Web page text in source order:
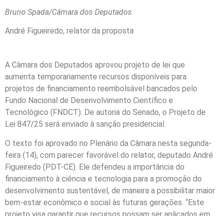
Bruno Spada/Câmara dos Deputados
André Figueiredo, relator da proposta
A Câmara dos Deputados aprovou projeto de lei que
aumenta temporariamente recursos disponíveis para
projetos de financiamento reembolsável bancados pelo
Fundo Nacional de Desenvolvimento Científico e
Tecnológico (FNDCT). De autoria do Senado, o Projeto de
Lei 847/25 será enviado à sanção presidencial.
O texto foi aprovado no Plenário da Câmara nesta segunda-
feira (14), com parecer favorável do relator, deputado André
Figueiredo (PDT-CE). Ele defendeu a importância do
financiamento à ciência e tecnologia para a promoção do
desenvolvimento sustentável, de maneira a possibilitar maior
bem-estar econômico e social às futuras gerações. “Este
projeto visa garantir que recursos possam ser aplicados em